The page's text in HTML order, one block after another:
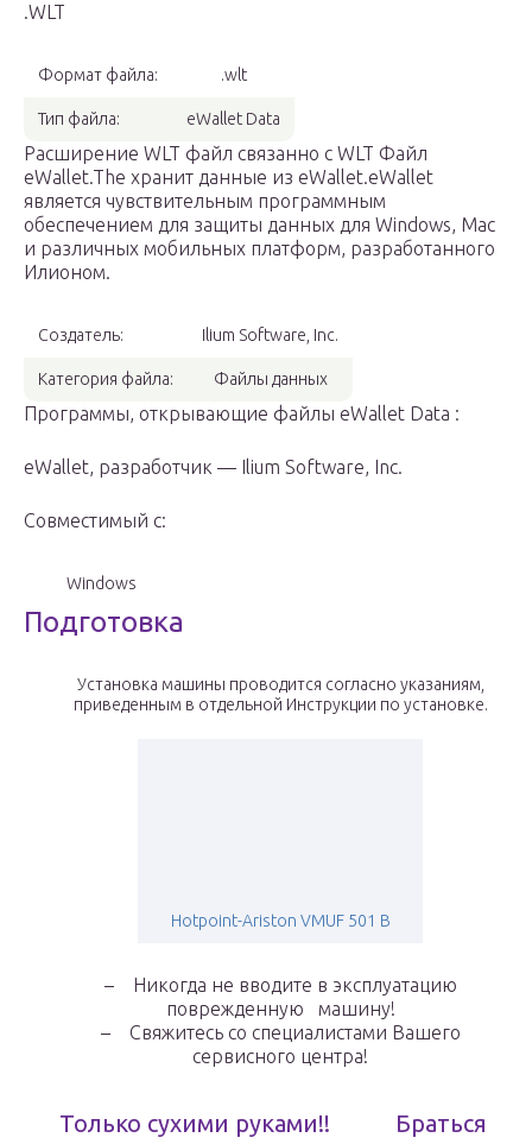
.WLT
Формат файла: .wlt
Тип файла: eWallet Data
Расширение WLT файл связанно с WLT Файл
eWallet.The хранит данные из eWallet.eWallet
является чувствительным программным
обеспечением для защиты данных для Windows, Mac
и различных мобильных платформ, разработанного
Илионом.
Создатель: Ilium Software, Inc.
Категория файла: Файлы данных
Программы, открывающие файлы eWallet Data :
eWallet, разработчик — Ilium Software, Inc.
Совместимый с:
Windows
Подготовка
Установка машины проводится согласно указаниям,
приведенным в отдельной Инструкции по установке.
Hotpoint-Ariston VMUF 501 B
– Никогда не вводите в эксплуатацию
поврежденную машину!
– Свяжитесь со специалистами Вашего
сервисного центра!
Только сухими руками!! Браться